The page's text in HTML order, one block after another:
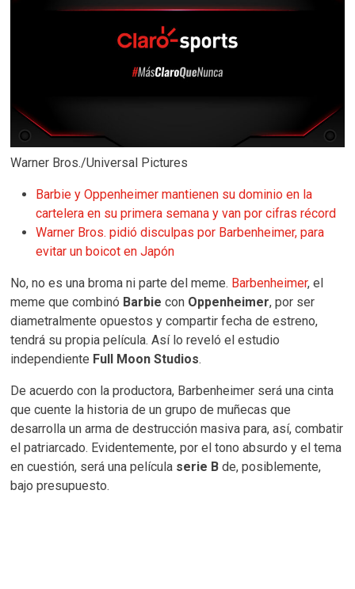
Warner Bros./Universal Pictures
Barbie y Oppenheimer mantienen su dominio en la
cartelera en su primera semana y van por cifras récord
Warner Bros. pidió disculpas por Barbenheimer, para
evitar un boicot en Japón
No, no es una broma ni parte del meme. Barbenheimer, el
meme que combinó Barbiecon Oppenheimer, por ser
diametralmente opuestos y compartir fecha de estreno,
tendrá su propia película. Así lo reveló el estudio
independiente Full Moon Studios.
De acuerdo con la productora, Barbenheimer será una cinta
que cuente la historia de un grupo de muñecas que
desarrolla un arma de destrucción masiva para, así, combatir
el patriarcado. Evidentemente, por el tono absurdo y el tema
en cuestión, será una película serie B de, posiblemente,
bajo presupuesto.